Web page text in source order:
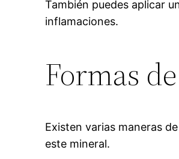
También puedes aplicar
inflamaciones.
Formas
Existen varias maneras
este mineral.